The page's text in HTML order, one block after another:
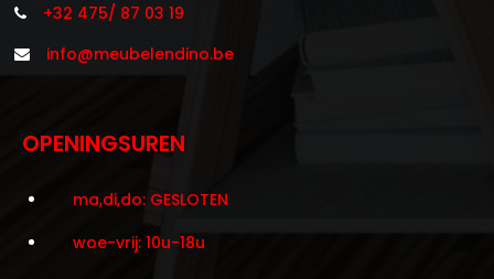
+32 475/ 87 03 19
info@meubelendino.be
OPENINGSUREN
ma,di,do: GESLOTEN
woe-vrij: 10u-18u